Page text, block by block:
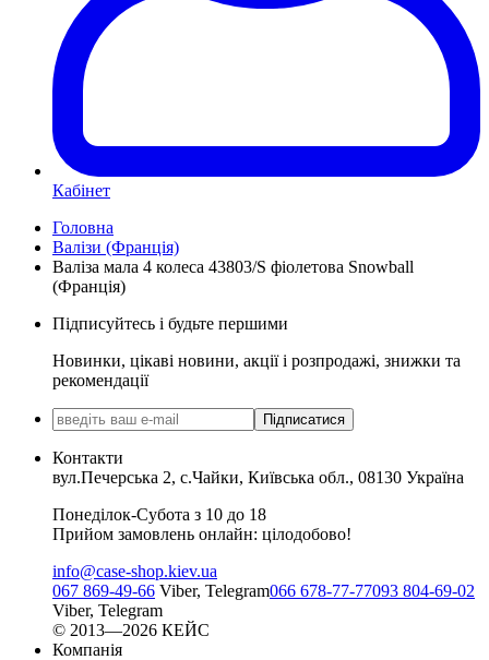
Кабінет
Головна
Валізи (Франція)
Валіза мала 4 колеса 43803/S фіолетова Snowball
(Франція)
Підписуйтесь і будьте першими
Новинки, цікаві новини, акції і розпродажі, знижки та
рекомендації
Підписатися
Контакти
вул.Печерська 2, с.Чайки, Київська обл., 08130 Україна
Понеділок-Субота з 10 до 18
Прийом замовлень онлайн: цілодобово!
info@case-shop.kiev.ua
067 869-49-66 Viber, Telegram066 678-77-77093 804-69-02
Viber, Telegram
© 2013—2026 КЕЙС
Компанія